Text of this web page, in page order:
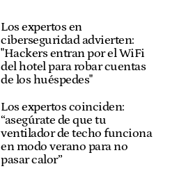
Los expertos en
ciberseguridad advierten:
"Hackers entran por el WiFi
del hotel para robar cuentas
de los huéspedes"
Los expertos coinciden:
“asegúrate de que tu
ventilador de techo funciona
en modo verano para no
pasar calor”